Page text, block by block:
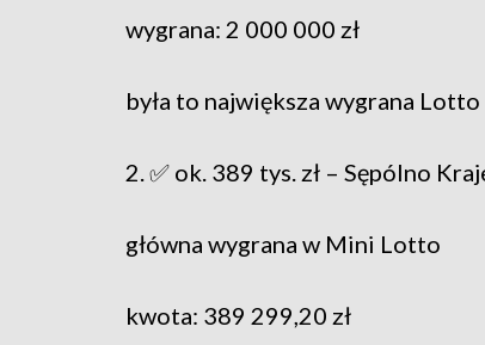
wygrana: 2 000 000 zł
była to największa wygrana
2. ✅ ok. 389 tys. zł – Sępólno
główna wygrana w Mini Lotto
kwota: 389 299,20 zł